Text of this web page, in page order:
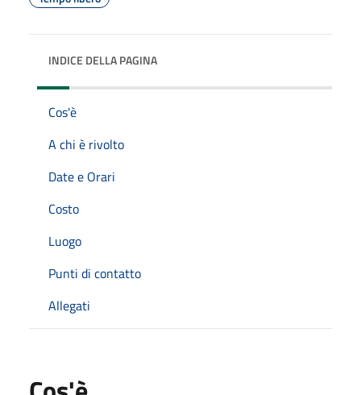
INDICE DELLA PAGINA
Cos'è
A chi è rivolto
Date e Orari
Costo
Luogo
Punti di contatto
Allegati